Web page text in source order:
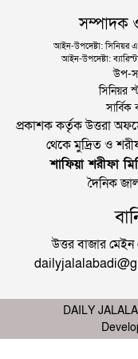
সম্পাদক
আইন-উপদেষ্টা: সিনিয়র
আইন-উপদেষ্টা:
উপ-
সিনিয়র
প্রকাশক কর্তৃক উত্তরা
থেকে মুদ্রিত ও
শাফিয়া শরীফা
দৈনিক
উত্তর বাজার
DAILY